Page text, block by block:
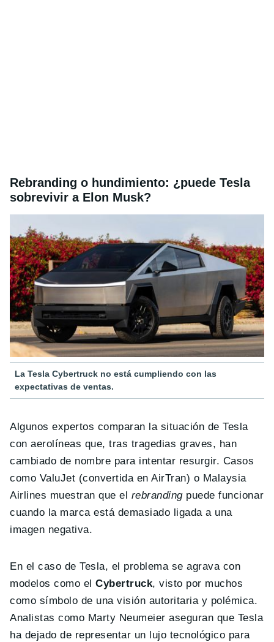
Rebranding o hundimiento: ¿puede Tesla
sobrevivir a Elon Musk?
La Tesla Cybertruck no está cumpliendo con las
expectativas de ventas.
Algunos expertos comparan la situación de Tesla
con aerolíneas que, tras tragedias graves, han
cambiado de nombre para intentar resurgir. Casos
como ValuJet (convertida en AirTran) o Malaysia
Airlines muestran que el rebrandingpuede funcionar
cuando la marca está demasiado ligada a una
imagen negativa.
En el caso de Tesla, el problema se agrava con
modelos como elCybertruck, visto por muchos
como símbolo de una visión autoritaria y polémica.
Analistas como Marty Neumeier aseguran que Tesla
ha dejado de representar un lujo tecnológico para